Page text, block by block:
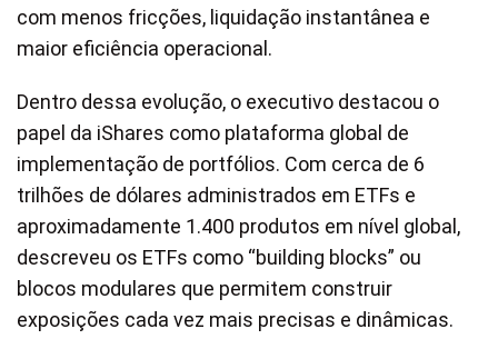
com menos fricções, liquidação instantânea e
maior eficiência operacional.
Dentro dessa evolução, o executivo destacou o
papel da iShares como plataforma global de
implementação de portfólios. Com cerca de 6
trilhões de dólares administrados em ETFs e
aproximadamente 1.400 produtos em nível global,
descreveu os ETFs como “building blocks” ou
blocos modulares que permitem construir
exposições cada vez mais precisas e dinâmicas.